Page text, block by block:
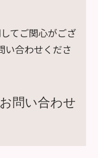
てご関心がござ
い合わせくださ
問い合わせ